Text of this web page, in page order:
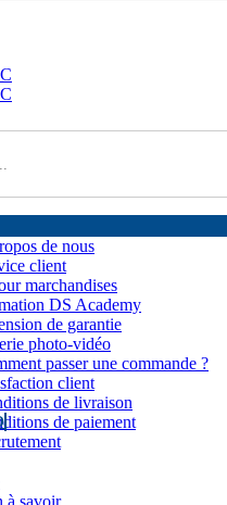
de nous
client
marchandises
DS Academy
de garantie
photo-vidéo
passer une commande ?
client
de livraison
de paiement